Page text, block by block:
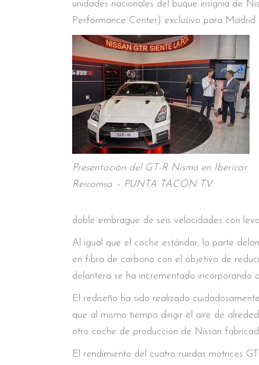
unidades nacionales del buque insignia de
Performance Center) exclusivo para
Presentación del GT-R Nismo en Ibericar
Reicomsa – PUNTA TACÓN TV
doble embrague de seis velocidades con
Al igual que el coche estándar, la parte
en fibra de carbono con el objetivo de
delantera se ha incrementado incorporando
El rediseño ha sido realizado
que al mismo tiempo dirigir el aire de
otro coche de producción de Nissan
El rendimiento del cuatro ruedas motrices